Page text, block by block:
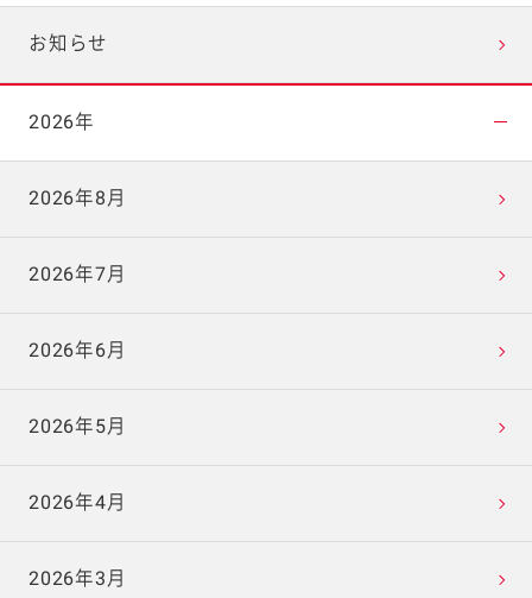
お知らせ
2026年
2026年8月
2026年7月
2026年6月
2026年5月
2026年4月
2026年3月